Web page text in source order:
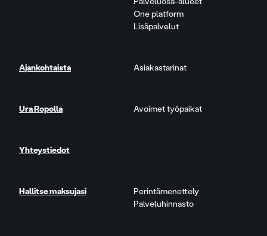
One platform
Lisäpalvelut
Ajankohtaista Asiakastarinat
Ura Ropolla Avoimet työpaikat
Yhteystiedot
Hallitse maksujasi
Perintämenettely
Palveluhinnasto